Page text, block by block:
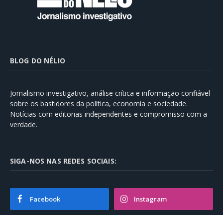
BLOG DO NÉLIO
Jornalismo investigativo, análise crítica e informação confiável
sobre os bastidores da política, economia e sociedade.
Notícias com editorias independentes e compromisso com a
verdade.
SIGA-NOS NAS REDES SOCIAIS:
Facebook Instagram